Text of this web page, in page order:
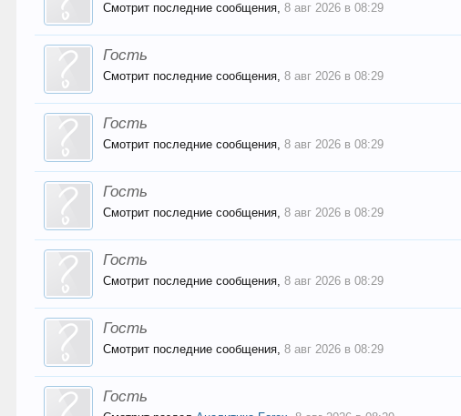
Смотрит последние сообщения,8 авг 2026 в 08:29
Гость
Смотрит последние сообщения,8 авг 2026 в 08:29
Гость
Смотрит последние сообщения,8 авг 2026 в 08:29
Гость
Смотрит последние сообщения,8 авг 2026 в 08:29
Гость
Смотрит последние сообщения,8 авг 2026 в 08:29
Гость
Смотрит последние сообщения,8 авг 2026 в 08:29
Гость